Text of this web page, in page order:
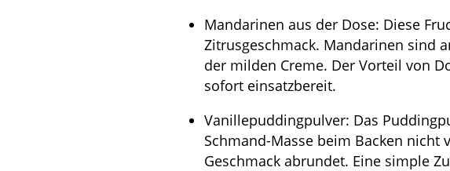
Mandarinen aus der Dose: Diese
Zitrusgeschmack. Mandarinen sind
der milden Creme. Der Vorteil von
sofort einsatzbereit.
Vanillepuddingpulver: Das
Schmand-Masse beim Backen
Geschmack abrundet. Eine simple